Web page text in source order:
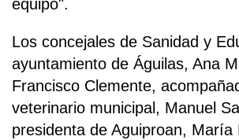
equipo".
Los concejales de Sanidad y
ayuntamiento de Águilas, Ana
Francisco Clemente,
veterinario municipal, Manuel
presidenta de Aguiproan, María